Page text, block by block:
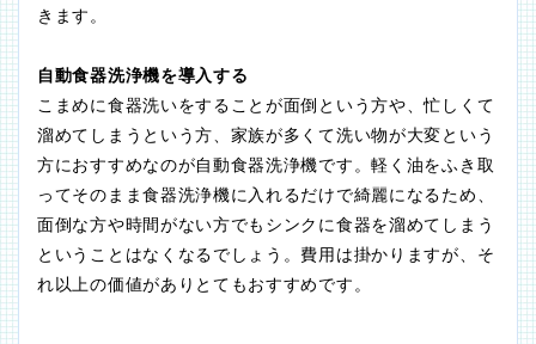
きます。
自動食器洗浄機を導入する
こまめに食器洗いをすることが面倒という方や、忙しくて
溜めてしまうという方、家族が多くて洗い物が大変という
方におすすめなのが自動食器洗浄機です。軽く油をふき取
ってそのまま食器洗浄機に入れるだけで綺麗になるため、
面倒な方や時間がない方でもシンクに食器を溜めてしまう
ということはなくなるでしょう。費用は掛かりますが、そ
れ以上の価値がありとてもおすすめです。